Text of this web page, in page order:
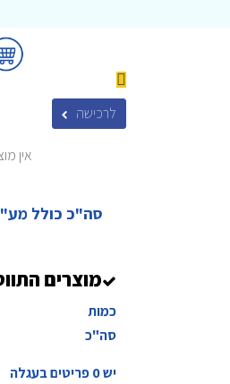
לרכישה
אין
סה"כ כולל
מוצרים
כמות
סה"כ
יש0פריטים בעגלה